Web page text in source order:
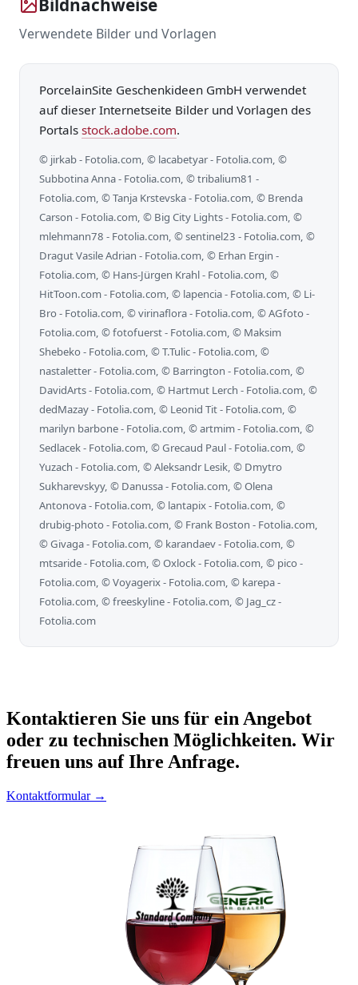
Bildnachweise
Verwendete Bilder und Vorlagen
PorcelainSite Geschenkideen GmbH verwendet
auf dieser Internetseite Bilder und Vorlagen des
Portals stock.adobe.com.
© jirkab - Fotolia.com, © lacabetyar - Fotolia.com, ©
Subbotina Anna - Fotolia.com, © tribalium81 -
Fotolia.com, © Tanja Krstevska - Fotolia.com, © Brenda
Carson - Fotolia.com, © Big City Lights - Fotolia.com, ©
mlehmann78 - Fotolia.com, © sentinel23 - Fotolia.com, ©
Dragut Vasile Adrian - Fotolia.com, © Erhan Ergin -
Fotolia.com, © Hans-Jürgen Krahl - Fotolia.com, ©
HitToon.com - Fotolia.com, © lapencia - Fotolia.com, © Li-
Bro - Fotolia.com, © virinaflora - Fotolia.com, © AGfoto -
Fotolia.com, © fotofuerst - Fotolia.com, © Maksim
Shebeko - Fotolia.com, © T.Tulic - Fotolia.com, ©
nastaletter - Fotolia.com, © Barrington - Fotolia.com, ©
DavidArts - Fotolia.com, © Hartmut Lerch - Fotolia.com, ©
dedMazay - Fotolia.com, © Leonid Tit - Fotolia.com, ©
marilyn barbone - Fotolia.com, © artmim - Fotolia.com, ©
Sedlacek - Fotolia.com, © Grecaud Paul - Fotolia.com, ©
Yuzach - Fotolia.com, © Aleksandr Lesik, © Dmytro
Sukharevskyy, © Danussa - Fotolia.com, © Olena
Antonova - Fotolia.com, © lantapix - Fotolia.com, ©
drubig-photo - Fotolia.com, © Frank Boston - Fotolia.com,
© Givaga - Fotolia.com, © karandaev - Fotolia.com, ©
mtsaride - Fotolia.com, © Oxlock - Fotolia.com, © pico -
Fotolia.com, © Voyagerix - Fotolia.com, © karepa -
Fotolia.com, © freeskyline - Fotolia.com, © Jag_cz -
Fotolia.com
Kontaktieren Sie uns für ein Angebot
oder zu technischen Möglichkeiten. Wir
freuen uns auf Ihre Anfrage.
Kontaktformular →